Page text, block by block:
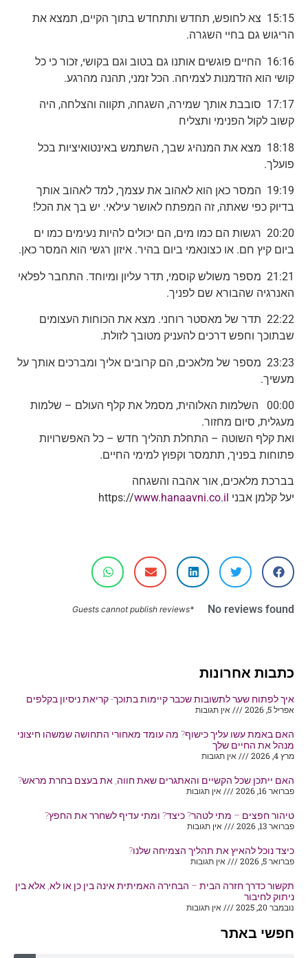
כתבות אחרונות
איך לפתוח שער לתשובות שכבר קיימות בתוכך- קריאת ניסיון בקלפים
אפריל 5, 2026
אין תגובות
האם באמת עשו עליך כישוף? מה עומד מאחורי התחושה שמשהו חיצוני
מנהל את החיים שלך
מרץ 4, 2026
אין תגובות
האם ייתכן שכל הקשיים והאתגרים שאת חווה, את בעצם בחרת מראש?
פברואר 16, 2026
אין תגובות
טיהור חפצים – מתי לטהר? כיצד? ומתי עדיף לשחרר את החפץ?
פברואר 13, 2026
אין תגובות
כיצד נוכל להאיץ את תהליך הצמיחה שלנו?
פברואר 5, 2026
אין תגובות
תקשור כדרך חזרה הבית – הבחירה האמיתית אינה בין כן או לא, אלא בין
ניתוק לחיבור
נובמבר 20, 2025
אין תגובות
חפשי באתר
15:15 צא לחופש, תחדש ותתחדש בתוך הקיים, תמצא את
הריגוש גם בחיי השגרה.
16:16 החיים פוגשים אותנו גם בטוב וגם בקושי, זכור כי כל
קושי הוא הזדמנות לצמיחה. הכל זמני, תהנה מהרגע.
17:17 סובבת אותך שמירה, השגחה, תקווה והצלחה, היה
קשוב לקול הפנימי ותצליח
18:18 מצא את המנהיג שבך, השתמש באינטואיציות בכל
פועלך.
19:19 המסר כאן הוא לאהוב את עצמך, למד לאהוב אותך
בדיוק כפי שאתה, זה המפתח לאושר עילאי. יש בך את הכל!
20:20 רגשות הם כמו מים, הם יכולים להיות נעימים כמו ים
ביום קיץ חם. או כצונאמי ביום בהיר. איזון רגשי הוא המסר כאן.
21:21 מספר משולש קוסמי, תדר עליון ומיוחד. התחבר לפלאי
האנרגיה שהבורא שם לפניך.
22:22 תדר של מאסטר רוחני. מצא את הכוחות העצומים
שבתוכך וחפש דרכים להעניק מטובך לזולת.
23:23 מספר של מלאכים, הם קרובים אליך ומברכים אותך על
מעשיך.
00:00 השלמות האלוהית, מסמל את קלף העולם – שלמות
מעגלית, סיום מחזור.
ואת קלף השוטה – התחלת תהליך חדש – כל האפשרויות
פתוחות בפניך, תתמסר וקפוץ למימי החיים.
בברכת מלאכים, אור אהבה והשגחה
יעל קלמן אבני https:// www.hanaavni.co.il
No reviews found
*Guests cannot publish reviews